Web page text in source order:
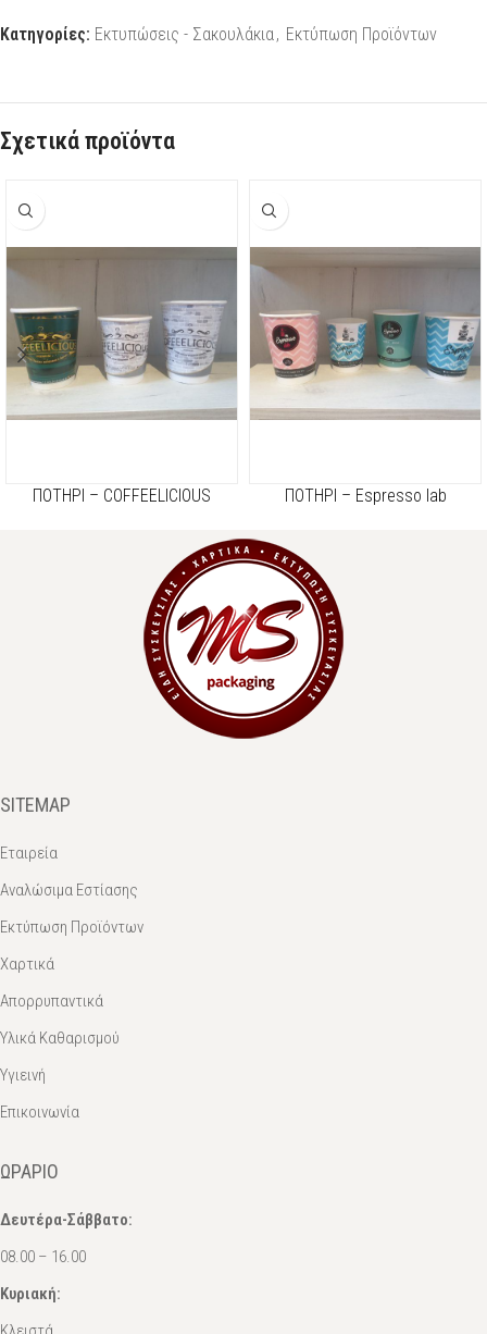
Κατηγορίες: Εκτυπώσεις - Σακουλάκια, Εκτύπωση Προϊόντων
Σχετικά προϊόντα
ΠΟΤΗΡΙ – COFFEELICIOUS ΠΟΤΗΡΙ – Espresso lab
SITEMAP
Εταιρεία
Αναλώσιμα Εστίασης
Εκτύπωση Προϊόντων
Χαρτικά
Απορρυπαντικά
Υλικά Καθαρισμού
Υγιεινή
Επικοινωνία
ΩΡΆΡΙΟ
Δευτέρα-Σάββατο:
08.00 – 16.00
Κυριακή: